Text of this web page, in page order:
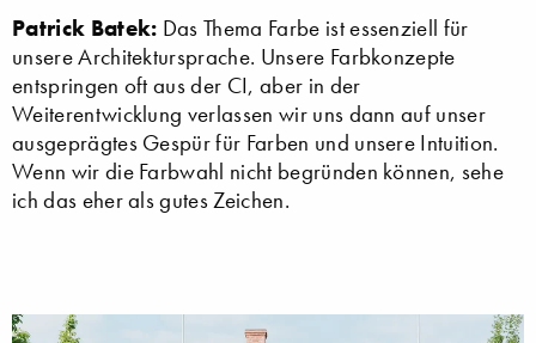
Patrick Batek: Das Thema Farbe ist essenziell für
unsere Architektursprache. Unsere Farbkonzepte
entspringen oft aus der CI, aber in der
Weiterentwicklung verlassen wir uns dann auf unser
ausgeprägtes Gespür für Farben und unsere Intuition.
Wenn wir die Farbwahl nicht begründen können, sehe
ich das eher als gutes Zeichen.